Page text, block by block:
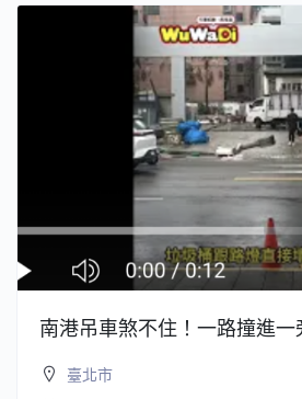
南港吊車煞不住！一路撞進一
臺北市